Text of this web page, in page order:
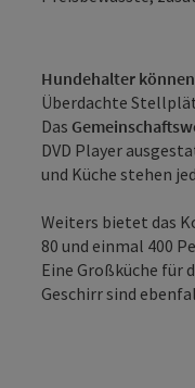
Hundehalter
Überdachte
Das
DVD Player
und Küche stehen
Weiters bietet das
80 und einmal 400
Eine Großküche für
Geschirr sind